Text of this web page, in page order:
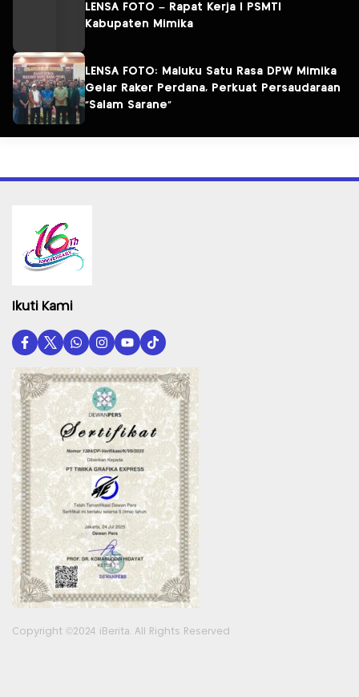
LENSA FOTO – Rapat Kerja I PSMTI
Kabupaten Mimika
LENSA FOTO: Maluku Satu Rasa DPW Mimika
Gelar Raker Perdana, Perkuat Persaudaraan
“Salam Sarane”
Ikuti Kami
Copyright ©2024 iBerita. All Rights Reserved